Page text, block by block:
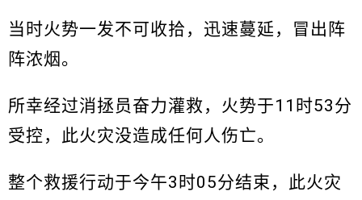
当时火势一发不可收拾，迅速蔓延，冒出阵
阵浓烟。
所幸经过消拯员奋力灌救，火势于11时53分
受控，此火灾没造成任何人伤亡。
整个救援行动于今午3时05分结束，此火灾